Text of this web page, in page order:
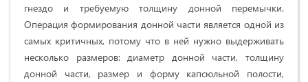
гнездо и требуемую толщину донной перемычки.
Операция формирования донной части является одной из
самых критичных, потому что в ней нужно выдерживать
несколько размеров: диаметр донной части, толщину
донной части, размер и форму капсюльной полости,